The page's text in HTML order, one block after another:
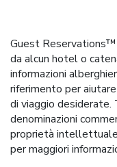
Guest
da alcun hotel o
informazioni
riferimento per
di viaggio desiderate.
denominazioni
proprietà
per maggiori